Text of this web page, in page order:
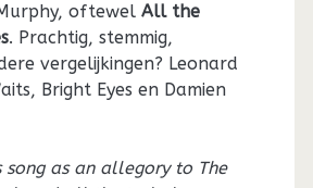
oftewel All the
. Prachtig, stemmig,
vergelijkingen? Leonard
Bright Eyes en Damien
song as an allegory to The